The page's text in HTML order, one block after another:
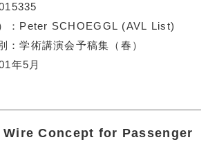
Peter SCHOEGGL (AVL List)
学術講演会予稿集（春）
年5月
Concept for Passenger